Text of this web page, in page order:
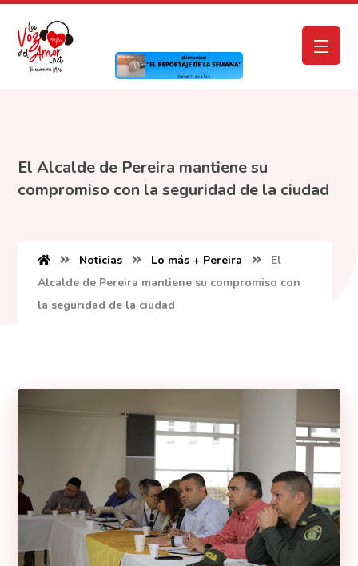
El Alcalde de Pereira mantiene su
compromiso con la seguridad de la ciudad
Noticias Lo más + Pereira
El
Alcalde de Pereira mantiene su compromiso con
la seguridad de la ciudad